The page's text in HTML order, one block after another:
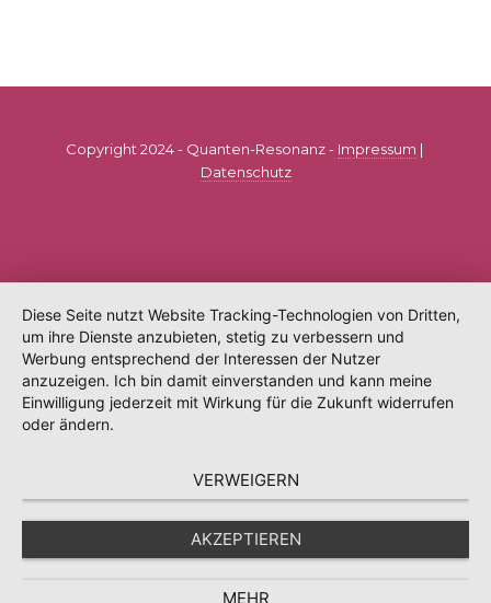
Copyright 2024 - Quanten-Resonanz - Impressum |
Datenschutz
Diese Seite nutzt Website Tracking-Technologien von Dritten,
um ihre Dienste anzubieten, stetig zu verbessern und
Werbung entsprechend der Interessen der Nutzer
anzuzeigen. Ich bin damit einverstanden und kann meine
Einwilligung jederzeit mit Wirkung für die Zukunft widerrufen
oder ändern.
VERWEIGERN
AKZEPTIEREN
MEHR